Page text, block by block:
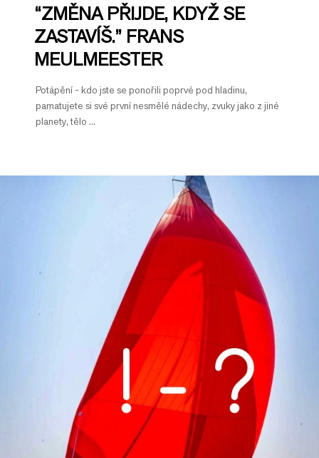
“ZMĚNA PŘIJDE, KDYŽ SE
ZASTAVÍŠ.” FRANS
MEULMEESTER
Potápění - kdo jste se ponořili poprvé pod hladinu,
pamatujete si své první nesmělé nádechy, zvuky jako z jiné
planety, tělo ...